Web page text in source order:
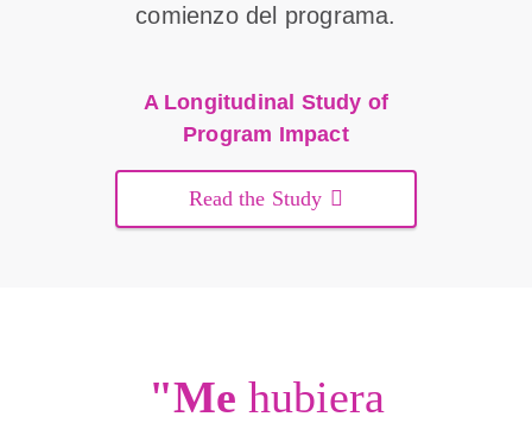
comienzo del programa.
A Longitudinal Study of
Program Impact
Read the Study
"Me hubiera